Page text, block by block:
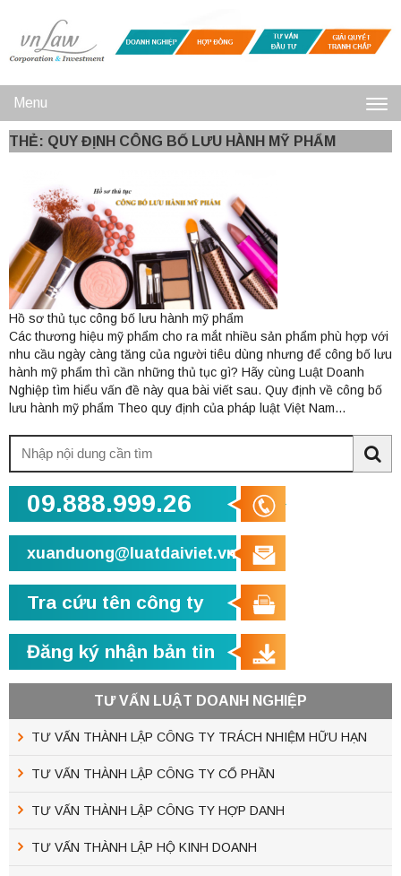
Menu
THẺ: QUY ĐỊNH CÔNG BỐ LƯU HÀNH MỸ PHẨM
Hồ sơ thủ tục công bố lưu hành mỹ phẩm
Các thương hiệu mỹ phẩm cho ra mắt nhiều sản phẩm phù hợp với
nhu cầu ngày càng tăng của người tiêu dùng nhưng để công bố lưu
hành mỹ phẩm thì cần những thủ tục gì? Hãy cùng Luật Doanh
Nghiệp tìm hiểu vấn đề này qua bài viết sau. Quy định về công bố
lưu hành mỹ phẩm Theo quy định của pháp luật Việt Nam...
kiếm:
09.888.999.26
xuanduong@luatdaiviet.vn
Tra cứu tên công ty
Đăng ký nhận bản tin
TƯ VẤN LUẬT DOANH NGHIỆP
TƯ VẤN THÀNH LẬP CÔNG TY TRÁCH NHIỆM HỮU HẠN
TƯ VẤN THÀNH LẬP CÔNG TY CỔ PHẦN
TƯ VẤN THÀNH LẬP CÔNG TY HỢP DANH
TƯ VẤN THÀNH LẬP HỘ KINH DOANH